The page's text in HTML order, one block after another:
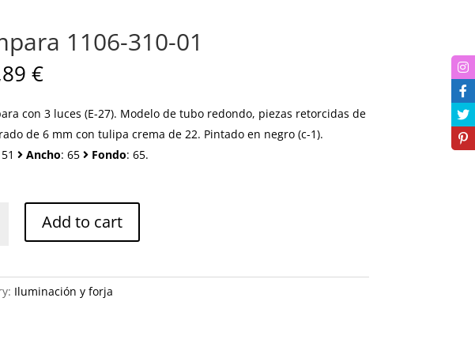
1106-310-01
€
con 3 luces (E-27). Modelo de tubo redondo, piezas retorcidas de
de 6 mm con tulipa crema de 22. Pintado en negro (c-1).
Ancho: 65 Fondo: 65.
Add to cart
Iluminación y forja